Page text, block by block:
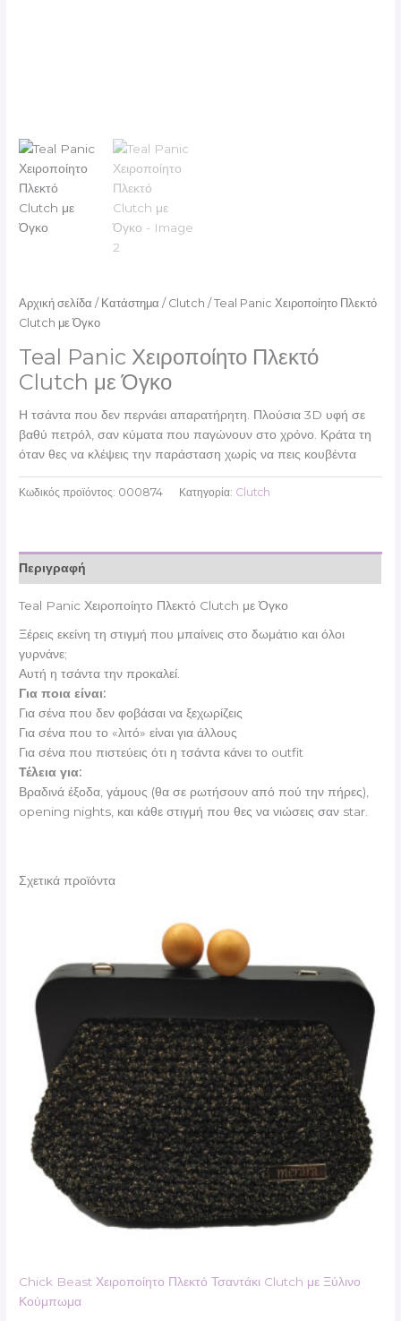
Αρχική σελίδα / Κατάστημα / Clutch / Teal Panic Χειροποίητο Πλεκτό
Clutch με Όγκο
Teal Panic Χειροποίητο Πλεκτό
Clutch με Όγκο
Η τσάντα που δεν περνάει απαρατήρητη. Πλούσια 3D υφή σε
βαθύ πετρόλ, σαν κύματα που παγώνουν στο χρόνο. Κράτα τη
όταν θες να κλέψεις την παράσταση χωρίς να πεις κουβέντα
Κωδικός προϊόντος: 000874 Κατηγορία: Clutch
Περιγραφή
Teal Panic Χειροποίητο Πλεκτό Clutch με Όγκο
Ξέρεις εκείνη τη στιγμή που μπαίνεις στο δωμάτιο και όλοι
γυρνάνε;
Αυτή η τσάντα την προκαλεί.
Για ποια είναι:
Για σένα που δεν φοβάσαι να ξεχωρίζεις
Για σένα που το «λιτό» είναι για άλλους
Για σένα που πιστεύεις ότι η τσάντα κάνει το outfit
Τέλεια για:
Βραδινά έξοδα, γάμους (θα σε ρωτήσουν από πού την πήρες),
opening nights, και κάθε στιγμή που θες να νιώσεις σαν star.
Σχετικά προϊόντα
Chick Beast Χειροποίητο Πλεκτό Τσαντάκι Clutch με Ξύλινο
Κούμπωμα